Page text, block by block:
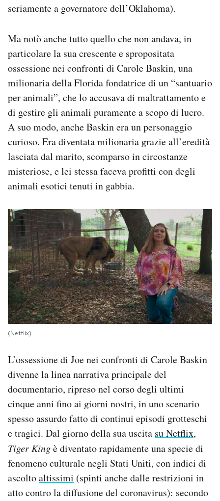
seriamente a governatore dell’Oklahoma).
Ma notò anche tutto quello che non andava, in
particolare la sua crescente e spropositata
ossessione nei confronti di Carole Baskin, una
milionaria della Florida fondatrice di un “santuario
per animali”, che lo accusava di maltrattamento e
di gestire gli animali puramente a scopo di lucro.
A suo modo, anche Baskin era un personaggio
curioso. Era diventata milionaria grazie all’eredità
lasciata dal marito, scomparso in circostanze
misteriose, e lei stessa faceva profitti con degli
animali esotici tenuti in gabbia.
(Netflix)
L’ossessione di Joe nei confronti di Carole Baskin
divenne la linea narrativa principale del
documentario, ripreso nel corso degli ultimi
cinque anni fino ai giorni nostri, in uno scenario
spesso assurdo fatto di continui episodi grotteschi
e tragici. Dal giorno della sua uscita su Netflix,
Tiger Kingè diventato rapidamente una specie di
fenomeno culturale negli Stati Uniti, con indici di
ascoltoaltissimi (spinti anche dalle restrizioni in
atto contro la diffusione del coronavirus): secondo